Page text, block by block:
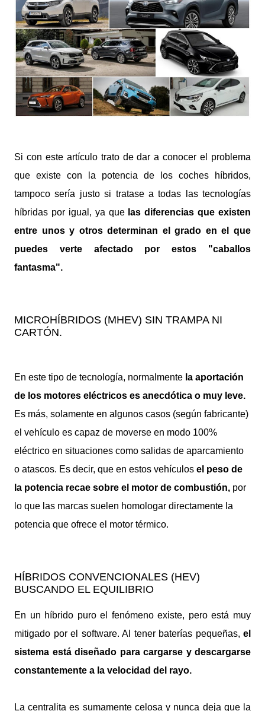
Si con este artículo trato de dar a conocer el problema
que existe con la potencia de los coches híbridos,
tampoco sería justo si tratase a todas las tecnologías
híbridas por igual, ya que las diferencias que existen
entre unos y otros determinan el grado en el que
puedes verte afectado por estos "caballos
fantasma".
MICROHÍBRIDOS (MHEV) SIN TRAMPA NI
CARTÓN.
En este tipo de tecnología, normalmente la aportación
de los motores eléctricos es anecdótica o muy leve.
Es más, solamente en algunos casos (según fabricante)
el vehículo es capaz de moverse en modo 100%
eléctrico en situaciones como salidas de aparcamiento
o atascos. Es decir, que en estos vehículos el peso de
la potencia recae sobre el motor de combustión, por
lo que las marcas suelen homologar directamente la
potencia que ofrece el motor térmico.
HÍBRIDOS CONVENCIONALES (HEV)
BUSCANDO EL EQUILIBRIO
En un híbrido puro el fenómeno existe, pero está muy
mitigado por el software. Al tener baterías pequeñas, el
sistema está diseñado para cargarse y descargarse
constantemente a la velocidad del rayo.
La centralita es sumamente celosa y nunca deja que la